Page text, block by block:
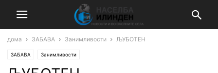
дома ЗАБАВА Занимливости ЉУБОТЕН
ЗАБАВА Занимливости